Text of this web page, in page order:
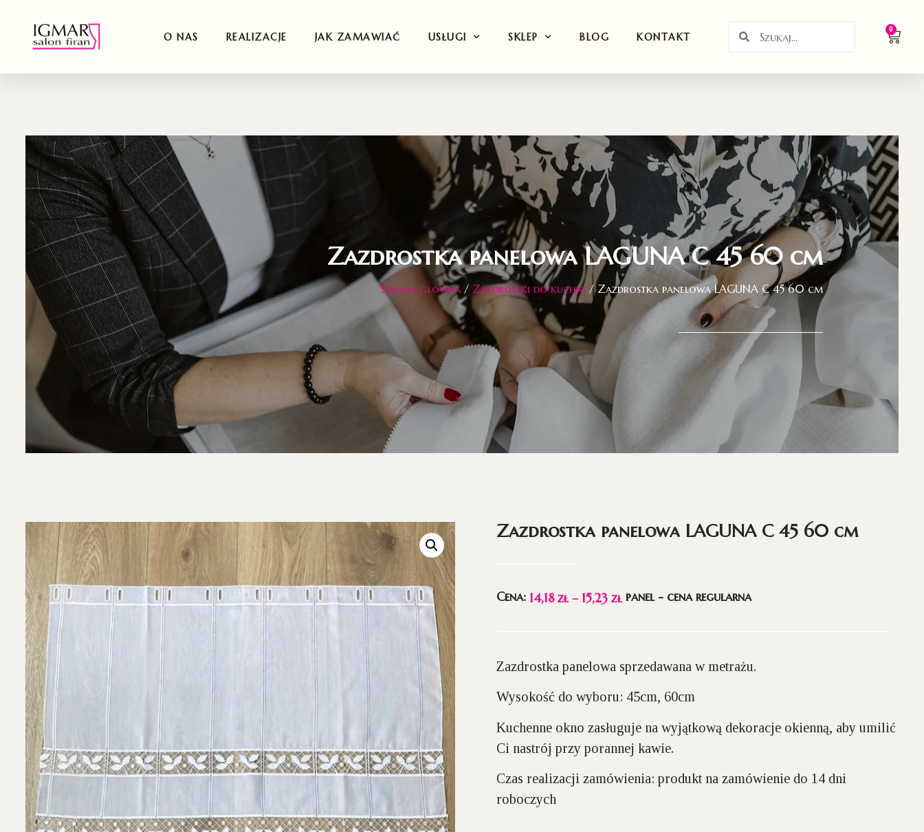
O NAS REALIZACJE JAK ZAMAWIAĆ USŁUGI SKLEP BLOG KONTAKT
0
Zazdrostka panelowa LAGUNA C 45 60 cm
Strona główna / Zazdrostki do kuchni / Zazdrostka panelowa LAGUNA C 45 60 cm
Zazdrostka panelowa LAGUNA C 45 60 cm
Cena: 14,18zł– 15,23 zł panel - cena regularna
Zazdrostka panelowa sprzedawana w metrażu.
Wysokość do wyboru: 45cm, 60cm
Kuchenne okno zasługuje na wyjątkową dekoracje okienną, aby umilić
Ci nastrój przy porannej kawie.
Czas realizacji zamówienia: produkt na zamówienie do 14 dni
roboczych